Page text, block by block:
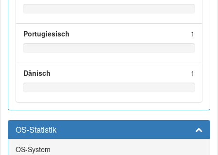
Portugiesisch 1
Dänisch 1
OS-Statistik
OS-System